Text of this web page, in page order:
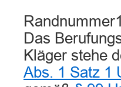
Das
Kläger stehe
Abs. 1 Satz 1